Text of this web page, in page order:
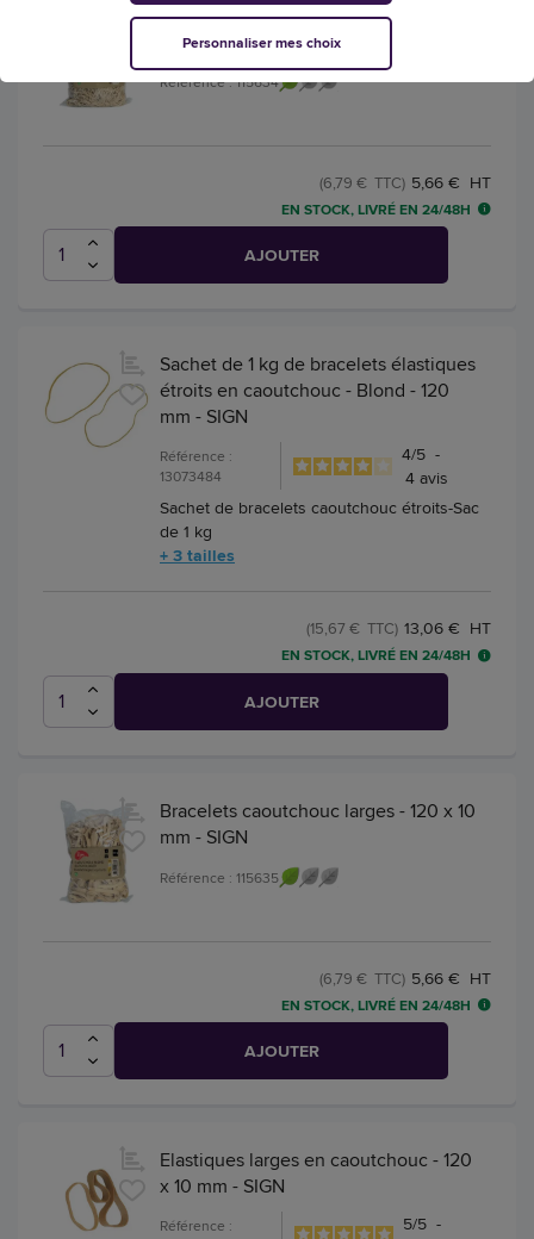
Bracelets caoutchouc étroits - 60 mm -
SIGN
Référence : 115634
5,66 € HT
(6,79 € TTC)
EN STOCK, LIVRÉ EN 24/48H
AJOUTER
Sachet de 1 kg de bracelets élastiques
étroits en caoutchouc - Blond - 120
mm - SIGN
Référence :
13073484
4/5 -
4avis
Sachet de bracelets caoutchouc étroits-Sac
de 1 kg
+ 3 tailles
13,06 € HT
(15,67 € TTC)
EN STOCK, LIVRÉ EN 24/48H
AJOUTER
Bracelets caoutchouc larges - 120 x 10
mm - SIGN
Référence : 115635
5,66 € HT
(6,79 € TTC)
EN STOCK, LIVRÉ EN 24/48H
AJOUTER
Elastiques larges en caoutchouc - 120
x 10 mm - SIGN
Référence :
5/5 -
Personnaliser mes choix